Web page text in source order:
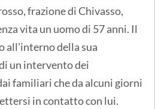
frazione di Chivasso,
vita un uomo di 57 anni. Il
all'interno della sua
un intervento dei
familiari che da alcuni giorni
in contatto con lui.